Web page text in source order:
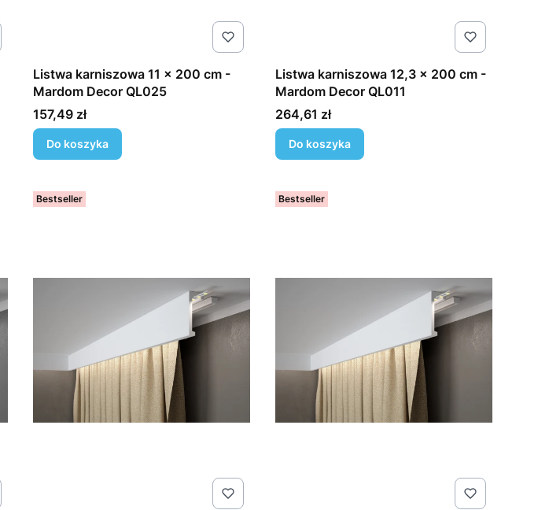
Listwa karniszowa 11 x 200 cm -
Mardom Decor QL025
Cena
157,49 zł
Do koszyka
Listwa karniszowa 12,3 x 200 cm -
Mardom Decor QL011
Cena
264,61 zł
Do koszyka
Bestseller Bestseller